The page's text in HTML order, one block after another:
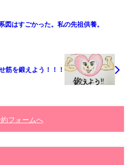
図はすごかった。私の先祖供養。
筋を鍛えよう！！！
フォームへ